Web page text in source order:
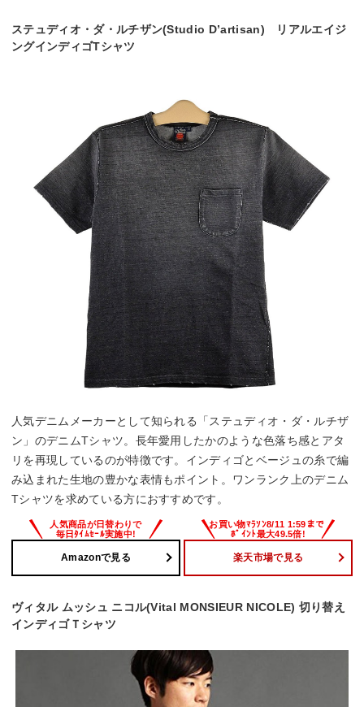
ステュディオ・ダ・ルチザン(Studio D’artisan) リアルエイジ
ングインディゴTシャツ
人気デニムメーカーとして知られる「ステュディオ・ダ・ルチザ
ン」のデニムTシャツ。長年愛用したかのような色落ち感とアタ
リを再現しているのが特徴です。インディゴとベージュの糸で編
み込まれた生地の豊かな表情もポイント。ワンランク上のデニム
Tシャツを求めている方におすすめです。
Amazonで見る 楽天市場で見る
ヴィタル ムッシュ ニコル(Vital MONSIEUR NICOLE) 切り替え
インディゴＴシャツ